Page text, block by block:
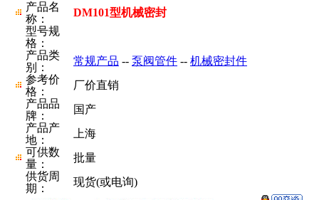
产品名
称：
DM101型机械密封
型号规
格：
产品类
别：
常规产品 -- 泵阀管件 -- 机械密封件
参考价
格：
厂价直销
产品品
牌：
国产
产品产
地：
上海
可供数
量：
批量
供货周
期：
现货(或电询)